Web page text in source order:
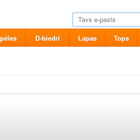
D-biedri Lapas Tops